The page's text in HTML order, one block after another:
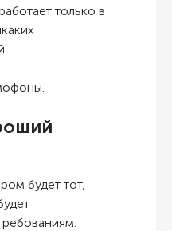
только в
будет тот,